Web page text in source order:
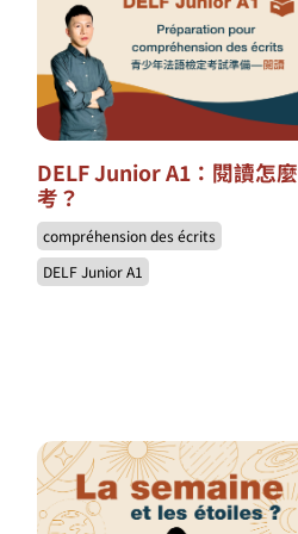
DELF Junior A1：閱讀怎麼
考？
compréhension des écrits
DELF Junior A1